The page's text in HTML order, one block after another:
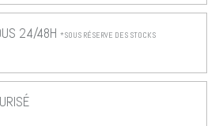
24/48H *SOUS RÉSERVE DES STOCKS